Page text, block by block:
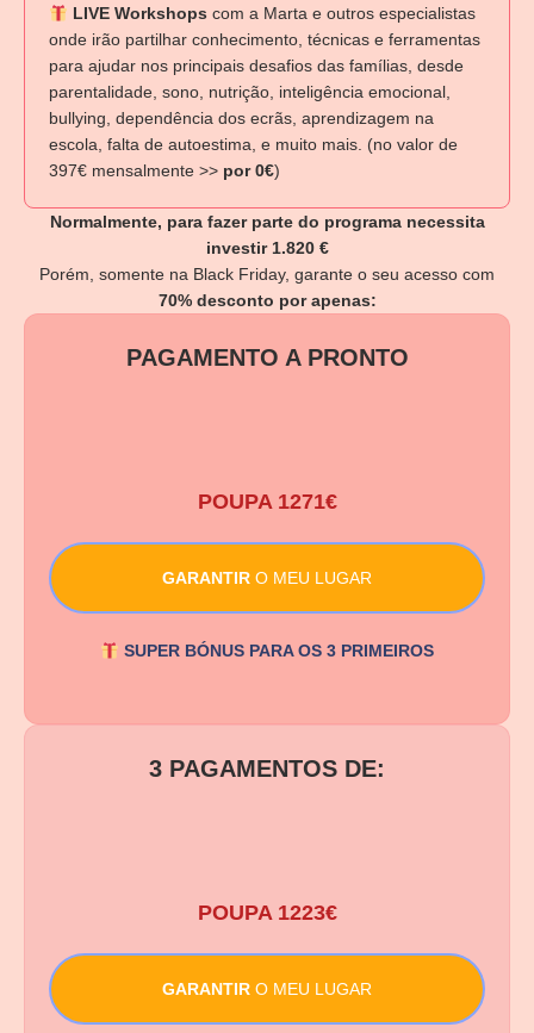
LIVE Workshops com a Marta e outros especialistas
onde irão partilhar conhecimento, técnicas e ferramentas
para ajudar nos principais desafios das famílias, desde
parentalidade, sono, nutrição, inteligência emocional,
bullying, dependência dos ecrãs, aprendizagem na
escola, falta de autoestima, e muito mais. (no valor de
397€ mensalmente >> por 0€)
Normalmente, para fazer parte do programa necessita
investir 1.820 €
Porém, somente na Black Friday, garante o seu acesso com
70% desconto por apenas:
PAGAMENTO A PRONTO
POUPA 1271€
GARANTIR O MEU LUGAR
SUPER BÓNUS PARA OS 3 PRIMEIROS
3 PAGAMENTOS DE:
POUPA 1223€
GARANTIR O MEU LUGAR